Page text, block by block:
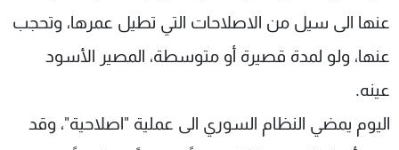
عنها الى سيل من الاصلاحات التي تطيل عمرها، وتحجب
عنها، ولو لمدة قصيرة أو متوسطة، المصير الأسود
عينه.
اليوم يمضي النظام السوري الى عملية "اصلاحية"، وقد
البرامج
شاهد البرامج